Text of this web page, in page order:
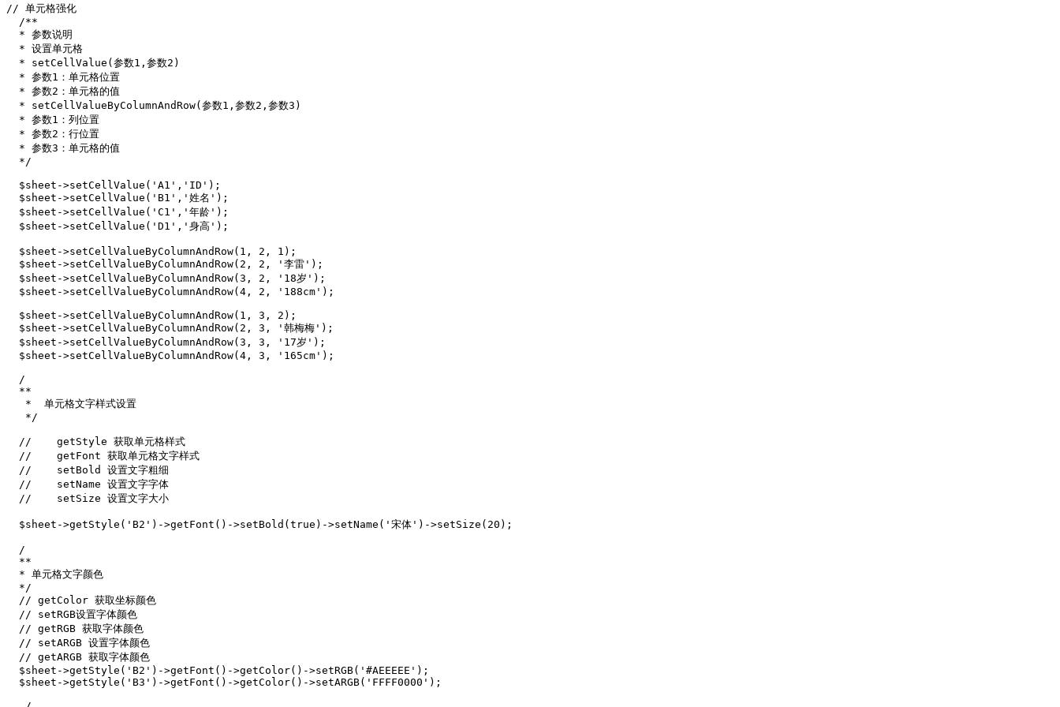
// 单元格强化
  /**
  * 参数说明
  * 设置单元格
  * setCellValue(参数1,参数2)
  * 参数1：单元格位置
  * 参数2：单元格的值
  * setCellValueByColumnAndRow(参数1,参数2,参数3)
  * 参数1：列位置
  * 参数2：行位置
  * 参数3：单元格的值
  */
  $sheet->setCellValue('A1','ID');
  $sheet->setCellValue('B1','姓名');
  $sheet->setCellValue('C1','年龄');
  $sheet->setCellValue('D1','身高');
  $sheet->setCellValueByColumnAndRow(1, 2, 1);
  $sheet->setCellValueByColumnAndRow(2, 2, '李雷');
  $sheet->setCellValueByColumnAndRow(3, 2, '18岁');
  $sheet->setCellValueByColumnAndRow(4, 2, '188cm');
  $sheet->setCellValueByColumnAndRow(1, 3, 2);
  $sheet->setCellValueByColumnAndRow(2, 3, '韩梅梅');
  $sheet->setCellValueByColumnAndRow(3, 3, '17岁');
  $sheet->setCellValueByColumnAndRow(4, 3, '165cm');
  /
  **
   *  单元格文字样式设置
   */
  //	getStyle 获取单元格样式
  //	getFont 获取单元格文字样式
  //	setBold 设置文字粗细
  //	setName 设置文字字体
  //	setSize 设置文字大小
  $sheet->getStyle('B2')->getFont()->setBold(true)->setName('宋体')->setSize(20);
  /
  **
  * 单元格文字颜色
  */
  // getColor 获取坐标颜色
  // setRGB设置字体颜色
  // getRGB 获取字体颜色
  // setARGB 设置字体颜色
  // getARGB 获取字体颜色
  $sheet->getStyle('B2')->getFont()->getColor()->setRGB('#AEEEEE');
  $sheet->getStyle('B3')->getFont()->getColor()->setARGB('FFFF0000');